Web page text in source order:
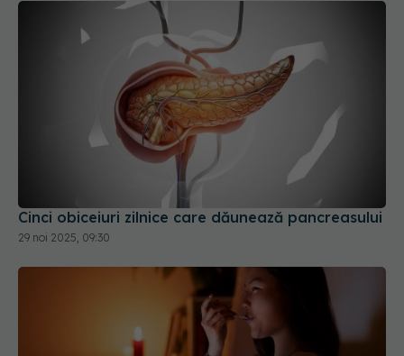
Cinci obiceiuri zilnice care dăunează pancreasului
29 noi 2025, 09:30